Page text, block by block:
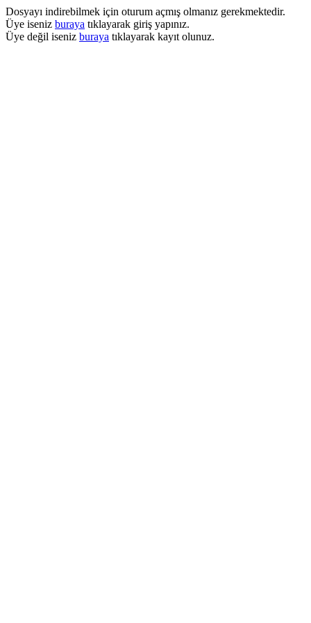
Dosyayı indirebilmek için oturum açmış olmanız gerekmektedir.
Üye iseniz buraya tıklayarak giriş yapınız.
Üye değil iseniz buraya tıklayarak kayıt olunuz.